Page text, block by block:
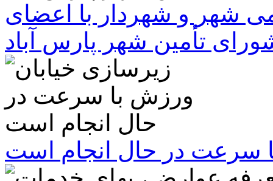
شهر و شهردار با اعضای
تأمین شهر پارس آباد
سرعت در حال انجام است